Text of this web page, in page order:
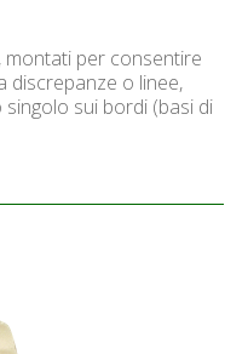
montati per consentire
discrepanze o linee,
sui bordi (basi di